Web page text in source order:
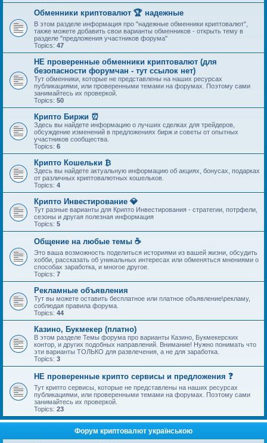
Обменники криптовалют 🏆 надежные
В этом разделе информация про "надежные обменники криптовалют",
также можете добавить свои варианты обменников - открыть тему в
разделе "предложения участников форума"
Topics: 47
НЕ проверенные обменники криптовалют (для
безопасности форумчан - тут ссылок нет)
Тут обменники, которые не представлены на наших ресурсах
публикациями, или проверенными темами на форумах. Поэтому сами
занимайтесь их проверкой.
Topics: 50
Крипто Биржи ⏰
Здесь вы найдете информацию о лучших сделках для трейдеров,
обсуждение изменений в предложениях бирж и советы от опытных
участников сообщества.
Topics: 6
Крипто Кошельки ₿
Здесь вы найдете актуальную информацию об акциях, бонусах, подарках
от различных криптовалютных кошельков.
Topics: 4
Крипто Инвестирование 💎
Тут разные варианты для Крипто Инвестирования - стратегии, потрфели,
сезоны и другая полезная информация
Topics: 5
Общение на любые темы ☕
Это ваша возможность поделиться историями из вашей жизни, обсудить
хобби, рассказать об уникальных интересах или обменяться мнениями о
способах заработка, и многое другое.
Topics: 7
Рекламные объявления
Тут вы можете оставить бесплатное или платное объявление\рекламу,
соблюдая правила форума.
Topics: 44
Казино, Букмекер (платно)
В этом разделе Темы форума про варианты Казино, Букмекерских
контор, и других подобных направлений. Внимание! Нужно понимать что
эти варианты ТОЛЬКО для развлечения, а не для заработка.
Topics: 3
НЕ проверенные крипто сервисы и предложения ❓
Тут крипто сервисы, которые не представлены на наших ресурсах
публикациями, или проверенными темами на форумах. Поэтому сами
занимайтесь их проверкой.
Topics: 23
Форум криптовалют українською